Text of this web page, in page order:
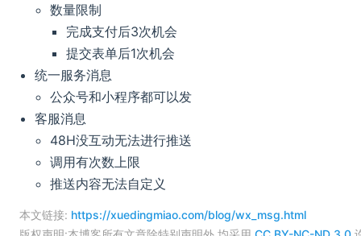
数量限制
完成支付后3次机会
提交表单后1次机会
统一服务消息
公众号和小程序都可以发
客服消息
48H没互动无法进行推送
调用有次数上限
推送内容无法自定义
本文链接: https://xuedingmiao.com/blog/wx_msg.html